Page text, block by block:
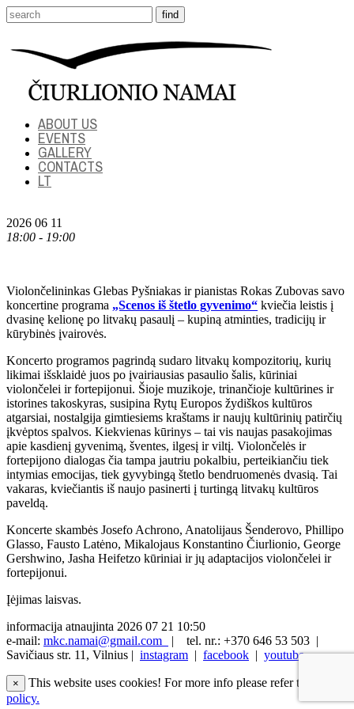
ABOUT US
EVENTS
GALLERY
CONTACTS
LT
2026 06 11
18:00 - 19:00
Violončelininkas Glebas Pyšniakas ir pianistas Rokas Zubovas savo
koncertine programa „Scenos iš štetlo gyvenimo“ kviečia leistis į
dvasinę kelionę po litvakų pasaulį – kupiną atminties, tradicijų ir
kūrybinės įvairovės.
Koncerto programos pagrindą sudaro litvakų kompozitorių, kurių
likimai išsklaidė juos po įvairiausias pasaulio šalis, kūriniai
violončelei ir fortepijonui. Šioje muzikoje, trinančioje kultūrines ir
istorines takoskyras, susipina Rytų Europos žydiškos kultūros
atgarsiai, nostalgija gimtiesiems kraštams ir naujų kultūrinių patirčių
įkvėptos spalvos. Kiekvienas kūrinys – tai vis naujas pasakojimas
apie kasdienį gyvenimą, šventes, ilgesį ir viltį. Violončelės ir
fortepijono dialogas čia tampa jautriu pokalbiu, perteikiančiu tiek
intymias emocijas, tiek gyvybingą štetlo bendruomenės dvasią. Tai
vakaras, kviečiantis iš naujo pasinerti į turtingą litvakų kultūros
paveldą.
Koncerte skambės Josefo Achrono, Anatolijaus Šenderovo, Phillipo
Glasso, Fausto Latėno, Mikalojaus Konstantino Čiurlionio, George
Gershwino, Jasha Heifetzo kūriniai ir jų adaptacijos violončelei ir
fortepijonui.
Įėjimas laisvas.
informacija atnaujinta 2026 07 21 10:50
e-mail: mkc.namai@gmail.com |
tel. nr.: +370 646 53 503 |
Savičiaus str. 11, Vilnius | instagram | facebook | youtube
× This website uses cookies! For more info please refer to
policy.